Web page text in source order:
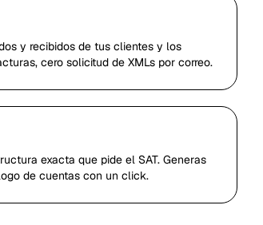
y recibidos de tus clientes y los
cero solicitud de XMLs por correo.
exacta que pide el SAT. Generas
de cuentas con un click.